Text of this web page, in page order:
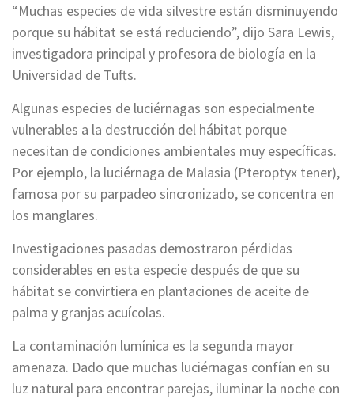
“Muchas especies de vida silvestre están disminuyendo
porque su hábitat se está reduciendo”, dijo Sara Lewis,
investigadora principal y profesora de biología en la
Universidad de Tufts.
Algunas especies de luciérnagas son especialmente
vulnerables a la destrucción del hábitat porque
necesitan de condiciones ambientales muy específicas.
Por ejemplo, la luciérnaga de Malasia (Pteroptyx tener),
famosa por su parpadeo sincronizado, se concentra en
los manglares.
Investigaciones pasadas demostraron pérdidas
considerables en esta especie después de que su
hábitat se convirtiera en plantaciones de aceite de
palma y granjas acuícolas.
La contaminación lumínica es la segunda mayor
amenaza. Dado que muchas luciérnagas confían en su
luz natural para encontrar parejas, iluminar la noche con